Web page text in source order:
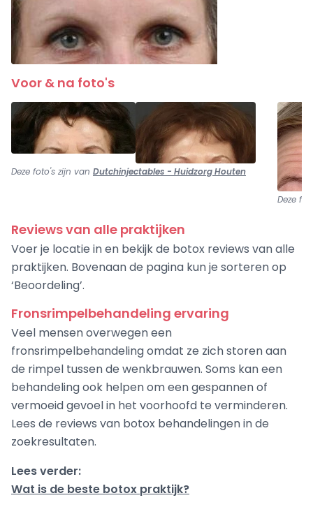
Voor & na foto's
Deze foto's zijn van Dutchinjectables - Huidzorg Houten
Deze
Reviews van alle praktijken
Voer je locatie in en bekijk de botox reviews van alle
praktijken. Bovenaan de pagina kun je sorteren op
‘Beoordeling’.
Fronsrimpelbehandeling ervaring
Veel mensen overwegen een
fronsrimpelbehandeling omdat ze zich storen aan
de rimpel tussen de wenkbrauwen. Soms kan een
behandeling ook helpen om een gespannen of
vermoeid gevoel in het voorhoofd te verminderen.
Lees de reviews van botox behandelingen in de
zoekresultaten.
Lees verder:
Wat is de beste botox praktijk?